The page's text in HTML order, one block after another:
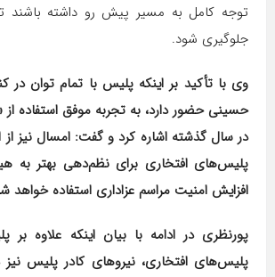
توجه کامل به مسیر پیش رو داشته باشند
جلوگیری شود.
وی با تأکید بر اینکه پلیس با تمام توان در
حسینی حضور دارد، به تجربه موفق استفاده از
در سال گذشته اشاره کرد و گفت: امسال نیز از
پلیس‌های افتخاری برای نظم‌دهی بهتر به
افزایش امنیت مراسم عزاداری استفاده خواهد
پورنظری در ادامه با بیان اینکه علاوه بر
پلیس‌های افتخاری، نیروهای کادر پلیس